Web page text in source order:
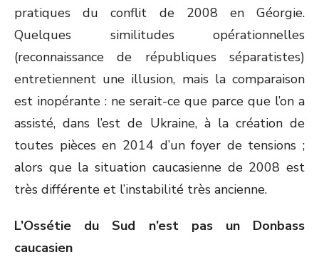
pratiques du conflit de 2008 en Géorgie.
Quelques similitudes opérationnelles
(reconnaissance de républiques séparatistes)
entretiennent une illusion, mais la comparaison
est inopérante : ne serait-ce que parce que l’on a
assisté, dans l’est de Ukraine, à la création de
toutes pièces en 2014 d’un foyer de tensions ;
alors que la situation caucasienne de 2008 est
très différente et l’instabilité très ancienne.
L’Ossétie du Sud n’est pas un Donbass
caucasien